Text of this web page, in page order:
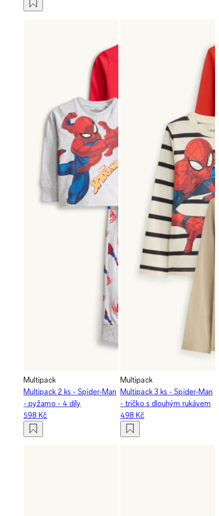
Multipack
Multipack 2 ks - Spider-Man
- pyžamo - 4 díly
598 Kč
Multipack
Multipack 3 ks - Spider-Man
- tričko s dlouhým rukávem
498 Kč